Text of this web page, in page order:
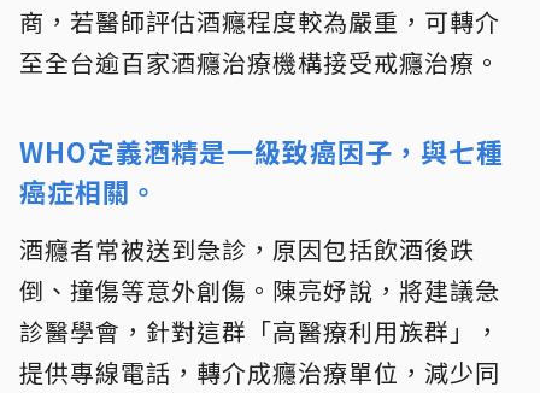
商，若醫師評估酒癮程度較為嚴重，可轉介
至全台逾百家酒癮治療機構接受戒癮治療。
WHO定義酒精是一級致癌因子，與七種
癌症相關。
酒癮者常被送到急診，原因包括飲酒後跌
倒、撞傷等意外創傷。陳亮妤說，將建議急
診醫學會，針對這群「高醫療利用族群」，
提供專線電話，轉介成癮治療單位，減少同